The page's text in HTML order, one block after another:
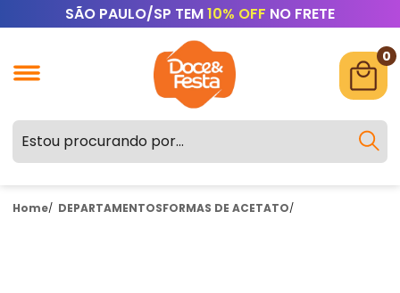
SÃO PAULO/SP TEM10% OFF NO FRETE
0
Home DEPARTAMENTOSFORMAS DE ACETATO